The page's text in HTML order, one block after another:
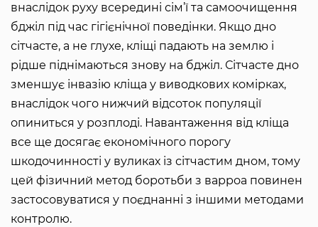
внаслідок руху всередині сім’ї та самоочищення
бджіл під час гігієнічної поведінки. Якщо дно
сітчасте, а не глухе, кліщі падають на землю і
рідше піднімаються знову на бджіл. Сітчасте дно
зменшує інвазію кліща у виводкових комірках,
внаслідок чого нижчий відсоток популяції
опиниться у розплоді. Навантаження від кліща
все ще досягає економічного порогу
шкодочинності у вуликах із сітчастим дном, тому
цей фізичний метод боротьби з варроа повинен
застосовуватися у поєднанні з іншими методами
контролю.